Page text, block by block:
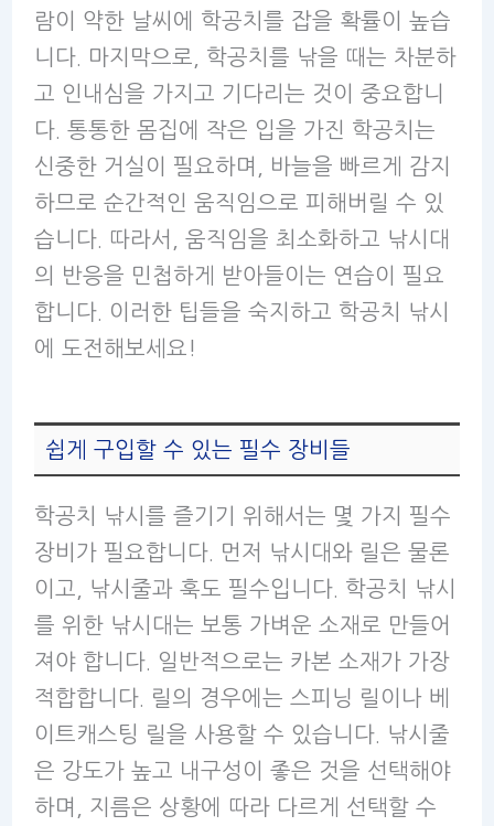
람이 약한 날씨에 학공치를 잡을 확률이 높습
니다. 마지막으로, 학공치를 낚을 때는 차분하
고 인내심을 가지고 기다리는 것이 중요합니
다. 통통한 몸집에 작은 입을 가진 학공치는
신중한 거실이 필요하며, 바늘을 빠르게 감지
하므로 순간적인 움직임으로 피해버릴 수 있
습니다. 따라서, 움직임을 최소화하고 낚시대
의 반응을 민첩하게 받아들이는 연습이 필요
합니다. 이러한 팁들을 숙지하고 학공치 낚시
에 도전해보세요!
쉽게 구입할 수 있는 필수 장비들
학공치 낚시를 즐기기 위해서는 몇 가지 필수
장비가 필요합니다. 먼저 낚시대와 릴은 물론
이고, 낚시줄과 훅도 필수입니다. 학공치 낚시
를 위한 낚시대는 보통 가벼운 소재로 만들어
져야 합니다. 일반적으로는 카본 소재가 가장
적합합니다. 릴의 경우에는 스피닝 릴이나 베
이트캐스팅 릴을 사용할 수 있습니다. 낚시줄
은 강도가 높고 내구성이 좋은 것을 선택해야
하며, 지름은 상황에 따라 다르게 선택할 수